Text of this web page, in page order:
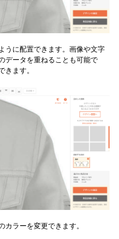
うに配置できます。画像や文字
データを重ねることも可能で
きます。
ラーを変更できます。